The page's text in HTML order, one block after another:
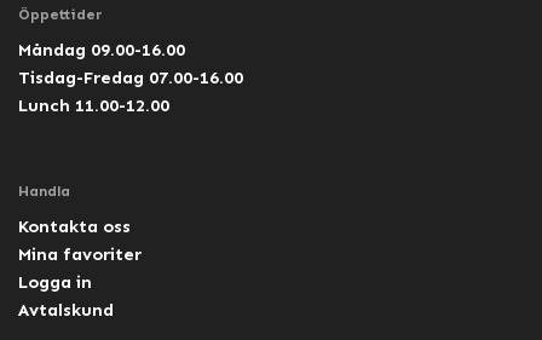
Öppettider
Måndag 09.00-16.00
Tisdag-Fredag 07.00-16.00
Lunch 11.00-12.00
Handla
Kontakta oss
Mina favoriter
Logga in
Avtalskund